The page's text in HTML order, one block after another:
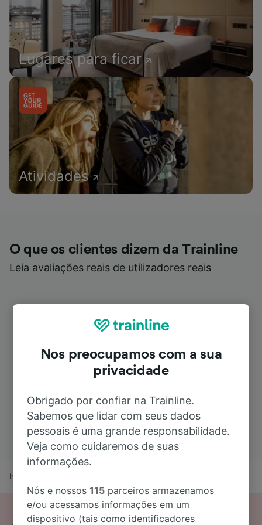
Lugares para ficar
Atividades
O que os clientes dizem da Trainline
Leia avaliações reais de utilizadores reais
Início
Nos preocupamos com a sua
privacidade
Obrigado por confiar na Trainline.
Sabemos que lidar com seus dados
pessoais é uma grande responsabilidade.
Veja como cuidaremos de suas
informações.
Nós e nossos115 parceiros armazenamos
e/ou acessamos informações em um
dispositivo (tais como identificadores